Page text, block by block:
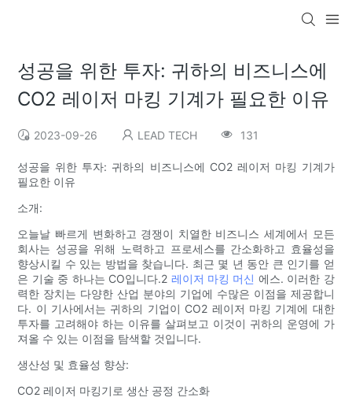
성공을 위한 투자: 귀하의 비즈니스에
CO2 레이저 마킹 기계가 필요한 이유
2023-09-26 LEAD TECH 131
성공을 위한 투자: 귀하의 비즈니스에 CO2 레이저 마킹 기계가
필요한 이유
소개:
오늘날 빠르게 변화하고 경쟁이 치열한 비즈니스 세계에서 모든
회사는 성공을 위해 노력하고 프로세스를 간소화하고 효율성을
향상시킬 수 있는 방법을 찾습니다. 최근 몇 년 동안 큰 인기를 얻
은 기술 중 하나는 CO입니다.2 레이저 마킹 머신 에스. 이러한 강
력한 장치는 다양한 산업 분야의 기업에 수많은 이점을 제공합니
다. 이 기사에서는 귀하의 기업이 CO2 레이저 마킹 기계에 대한
투자를 고려해야 하는 이유를 살펴보고 이것이 귀하의 운영에 가
져올 수 있는 이점을 탐색할 것입니다.
생산성 및 효율성 향상:
CO2 레이저 마킹기로 생산 공정 간소화